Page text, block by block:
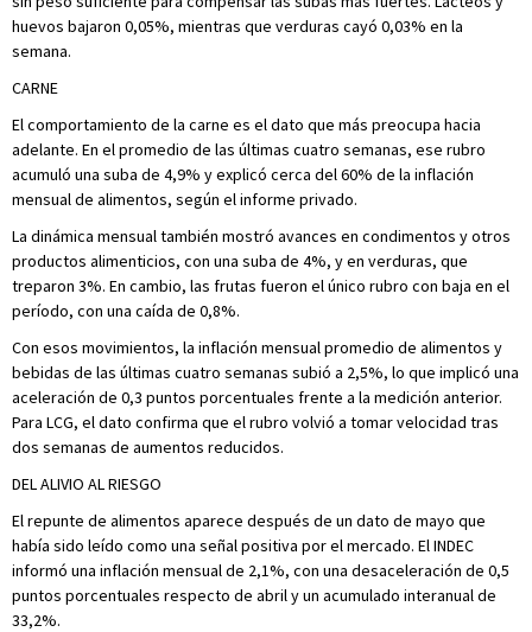
huevos bajaron 0,05%, mientras que verduras cayó 0,03% en la
semana.
CARNE
El comportamiento de la carne es el dato que más preocupa hacia
adelante. En el promedio de las últimas cuatro semanas, ese rubro
acumuló una suba de 4,9% y explicó cerca del 60% de la inflación
mensual de alimentos, según el informe privado.
La dinámica mensual también mostró avances en condimentos y otros
productos alimenticios, con una suba de 4%, y en verduras, que
treparon 3%. En cambio, las frutas fueron el único rubro con baja en el
período, con una caída de 0,8%.
Con esos movimientos, la inflación mensual promedio de alimentos y
bebidas de las últimas cuatro semanas subió a 2,5%, lo que implicó una
aceleración de 0,3 puntos porcentuales frente a la medición anterior.
Para LCG, el dato confirma que el rubro volvió a tomar velocidad tras
dos semanas de aumentos reducidos.
DEL ALIVIO AL RIESGO
El repunte de alimentos aparece después de un dato de mayo que
había sido leído como una señal positiva por el mercado. El INDEC
informó una inflación mensual de 2,1%, con una desaceleración de 0,5
puntos porcentuales respecto de abril y un acumulado interanual de
33,2%.